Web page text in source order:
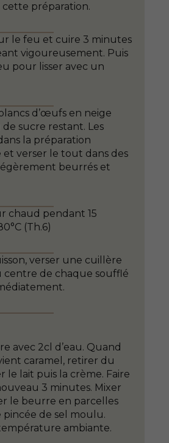
cette préparation.
le feu et cuire 3 minutes
vigoureusement. Puis
pour lisser avec un
d’œufs en neige
de sucre restant. Les
la préparation
verser le tout dans des
beurrés et
chaud pendant 15
(Th.6)
verser une cuillère
centre de chaque soufflé
avec 2cl d’eau. Quand
caramel, retirer du
le lait puis la crème. Faire
3 minutes. Mixer
le beurre en parcelles
pincée de sel moulu.
ambiante.